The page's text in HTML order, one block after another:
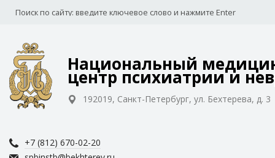
Национальный
центр психиатрии и
192019, Санкт-Петербург, ул. Бехтерева, д. 3
+7 (812) 670-02-20